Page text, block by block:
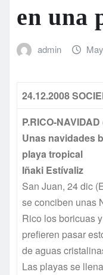
en una
admin
24.12.2008
P.RICO-
Unas navidades
playa tropical
Iñaki Estívaliz
San Juan, 24 dic
se conciben unas
Rico los boricuas
prefieren pasar
de aguas
Las playas se